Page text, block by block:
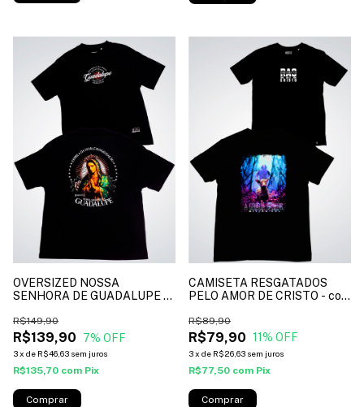
OVERSIZED NOSSA
SENHORA DE GUADALUPE -
R$139,90
R$149,90
7% OFF
3x de R$46,63 sem juros
R$135,70 com Pix
Comprar
CAMISETA RESGATADOS
PELO AMOR DE CRISTO - cor
R$79,90
R$89,90
11% OFF
3x de R$26,63 sem juros
R$77,50 com Pix
Comprar